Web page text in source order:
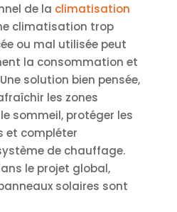
de la climatisation
climatisation trop
ou mal utilisée peut
la consommation et
solution bien pensée,
les zones
sommeil, protéger les
et compléter
de chauffage.
le projet global,
solaires sont